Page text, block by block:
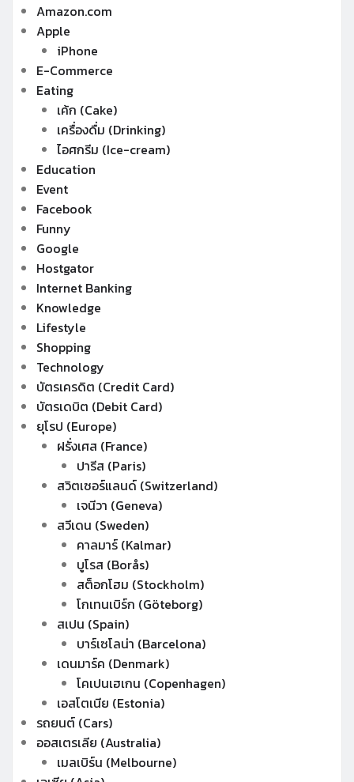
Amazon.com
Apple
iPhone
E-Commerce
Eating
เค้ก (Cake)
เครื่องดื่ม (Drinking)
ไอศกรีม (Ice-cream)
Education
Event
Facebook
Funny
Google
Hostgator
Internet Banking
Knowledge
Lifestyle
Shopping
Technology
บัตรเครดิต (Credit Card)
บัตรเดบิต (Debit Card)
ยุโรป (Europe)
ฝรั่งเศส (France)
ปารีส (Paris)
สวิตเซอร์แลนด์ (Switzerland)
เจนีวา (Geneva)
สวีเดน (Sweden)
คาลมาร์ (Kalmar)
บูโรส (Borås)
สต็อกโฮม (Stockholm)
โกเทนเบิร์ก (Göteborg)
สเปน (Spain)
บาร์เซโลน่า (Barcelona)
เดนมาร์ค (Denmark)
โคเปนเฮเกน (Copenhagen)
เอสโตเนีย (Estonia)
รถยนต์ (Cars)
ออสเตรเลีย (Australia)
เมลเบิร์น (Melbourne)